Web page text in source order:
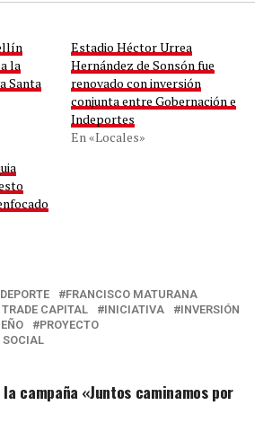
la
Santa
Estadio Héctor Urrea
Hernández de Sonsón fue
renovado con inversión
conjunta entre Gobernación e
Indeportes
En «Locales»
DEPORTE
FRANCISCO MATURANA
CAPITAL INICIATIVA
INVERSIÓN
PROYECTO
campaña «Juntos caminamos por